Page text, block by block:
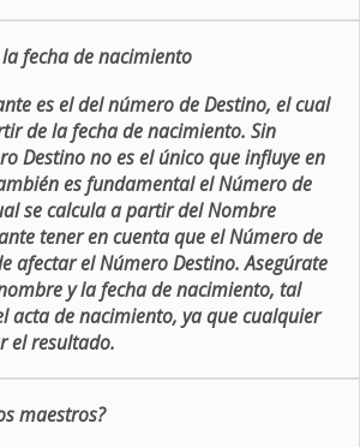
fecha de nacimiento
es el del número de Destino, el cual
de la fecha de nacimiento. Sin
Destino no es el único que influye en
es fundamental el Número de
se calcula a partir del Nombre
tener en cuenta que el Número de
afectar el Número Destino. Asegúrate
y la fecha de nacimiento, tal
acta de nacimiento, ya que cualquier
el resultado.
maestros?